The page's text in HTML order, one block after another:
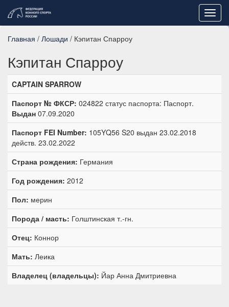
Главная / Лошади / Кэпитан Спарроу
Кэпитан Спарроу
CAPTAIN SPARROW
Паспорт № ФКСР: 024822 статус паспорта: Паспорт.
Выдан 07.09.2020
Паспорт FEI Number: 105YQ56 S20 выдан 23.02.2018
действ. 23.02.2022
Страна рождения: Германия
Год рождения: 2012
Пол: мерин
Порода / масть: Голштинская т.-гн.
Отец: Коннор
Мать: Леика
Владелец (владельцы): Йар Анна Дмитриевна